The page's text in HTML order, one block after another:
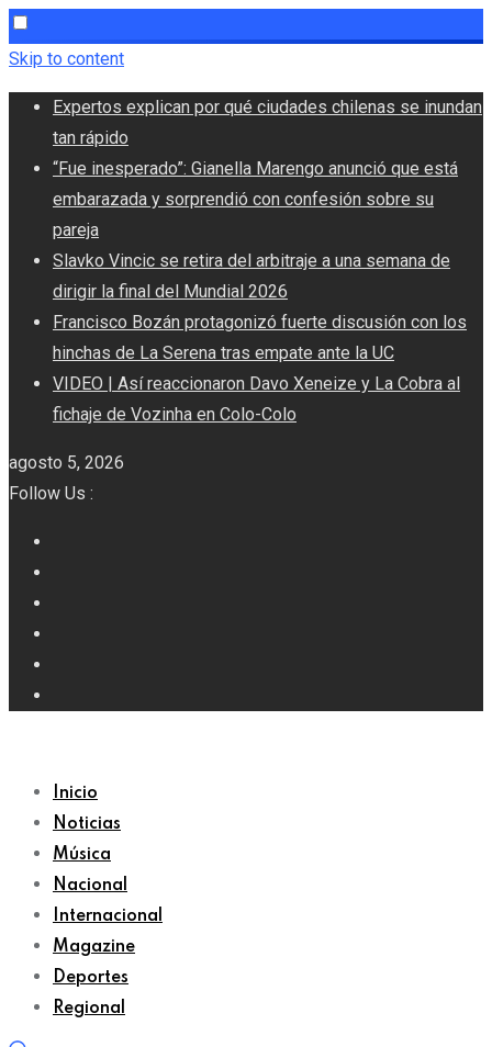
Skip to content
Expertos explican por qué ciudades chilenas se inundan
tan rápido
“Fue inesperado”: Gianella Marengo anunció que está
embarazada y sorprendió con confesión sobre su
pareja
Slavko Vincic se retira del arbitraje a una semana de
dirigir la final del Mundial 2026
Francisco Bozán protagonizó fuerte discusión con los
hinchas de La Serena tras empate ante la UC
VIDEO | Así reaccionaron Davo Xeneize y La Cobra al
fichaje de Vozinha en Colo-Colo
agosto 5, 2026
Follow Us :
Inicio
Noticias
Música
Nacional
Internacional
Magazine
Deportes
Regional